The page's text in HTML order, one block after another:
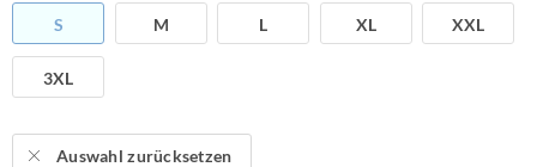
S M L XL XXL
3XL
Auswahl zurücksetzen